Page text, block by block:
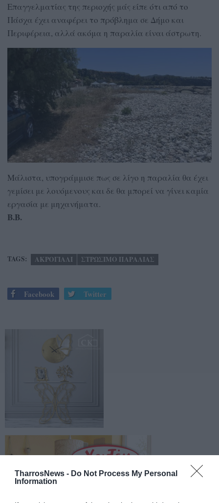
TharrosNews - Do Not Process My Personal
Information
Επαγγελματίας της περιοχής μάς είπε ότι από το
Πάσχα έχει αναφέρει το πρόβλημα σε Δήμο και
Περιφέρεια, αλλά ακόμα η παραλία είναι άστρωτη.
Μάλιστα, υπογράμμισε πως σε λίγο η παραλία θα έχει
γεμίσει με λουόμενους και δε θα μπορεί να γίνει καμία
εργασία με μηχανήματα.
Β.Β.
TAGS: ΑΚΡΟΓΙΑΛΙ ΣΤΡΩΣΙΜΟ ΠΑΡΑΛΙΑΣ
Facebook Twitter